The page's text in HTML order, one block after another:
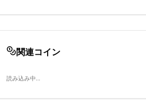
関連コイン
読み込み中...